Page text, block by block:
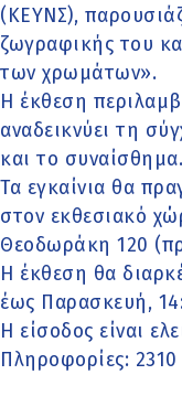
(ΚΕΥΝΣ),
ζωγραφικής του
των χρωμάτων».
Η έκθεση
αναδεικνύει τη
και το συναίσθημα.
Τα εγκαίνια θα
στον εκθεσιακό
Θεοδωράκη 120
Η έκθεση θα
έως Παρασκευή,
Η είσοδος είναι
Πληροφορίες: 2310